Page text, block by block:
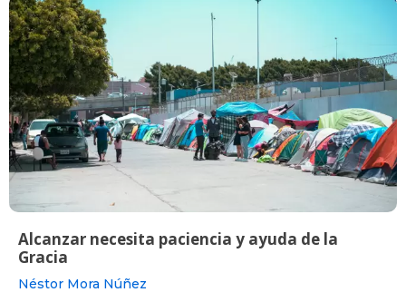
Alcanzar necesita paciencia y ayuda de la
Gracia
Néstor Mora Núñez